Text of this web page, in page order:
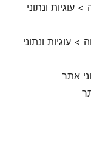
עוגיות ונתוני
עוגיות ונתוני
אתר